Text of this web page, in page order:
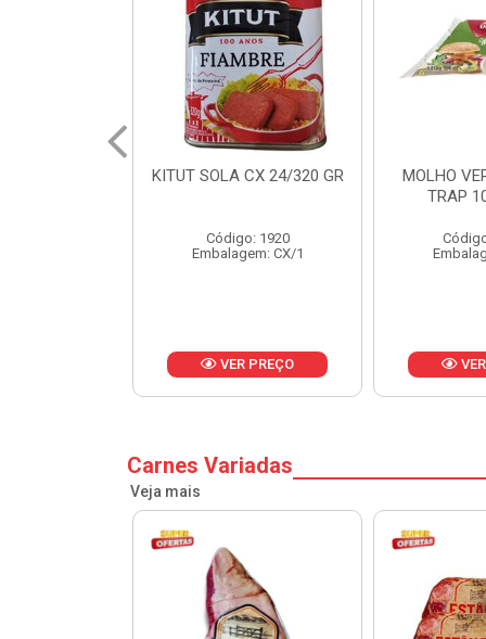
MOLHO VERDE D'AJUDA
Código: 13751
Embalagem: CX/1
VER PREÇO
FRUTAS
CX
Carnes Variadas
Veja mais